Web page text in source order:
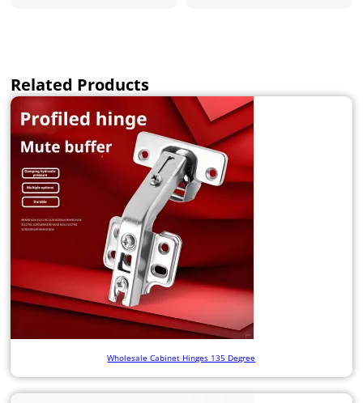
Related Products
Wholesale Cabinet Hinges 135 Degree